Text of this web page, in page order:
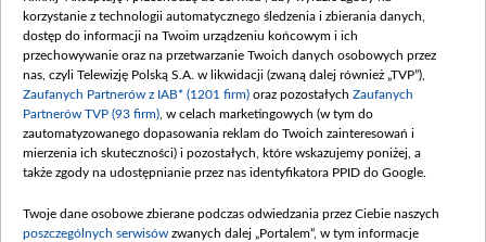
mln, listopad 265 mln)
Dofinansowanie 48 862 000,00 PLN
Data podpisania umowy: GRUDZIEŃ 2025
(wpłata grudzień 60,548 mln)
Dofinansowanie 900 000 000,00 PLN
Data podpisania umowy: LUTY 2026 (wpłata
kwiecień 180 mln, 7 maja 180 mln, 8
czerwca 90 mln)
korzystanie z technologii automatycznego śledzenia i zbierania danych,
dostęp do informacji na Twoim urządzeniu końcowym i ich
przechowywanie oraz na przetwarzanie Twoich danych osobowych przez
nas, czyli Telewizję Polską S.A. w likwidacji (zwaną dalej również „TVP”),
Zaufanych Partnerów z IAB* (1201 firm) oraz pozostałych Zaufanych
Partnerów TVP (93 firm) , w celach marketingowych (w tym do
zautomatyzowanego dopasowania reklam do Twoich zainteresowań i
mierzenia ich skuteczności) i pozostałych, które wskazujemy poniżej, a
także zgody na udostępnianie przez nas identyfikatora PPID do Google.
Twoje dane osobowe zbierane podczas odwiedzania przez Ciebie naszych
poszczególnych serwisów zwanych dalej „Portalem”, w tym informacje